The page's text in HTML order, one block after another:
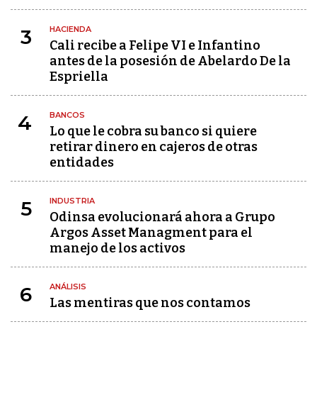
3 HACIENDA
Cali recibe a Felipe VI e Infantino
antes de la posesión de Abelardo De la
Espriella
4 BANCOS
Lo que le cobra su banco si quiere
retirar dinero en cajeros de otras
entidades
5 INDUSTRIA
Odinsa evolucionará ahora a Grupo
Argos Asset Managment para el
manejo de los activos
6 ANÁLISIS
Las mentiras que nos contamos